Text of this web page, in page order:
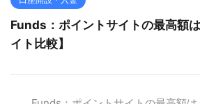
Funds：ポイントサイトの最高額
イト比較】